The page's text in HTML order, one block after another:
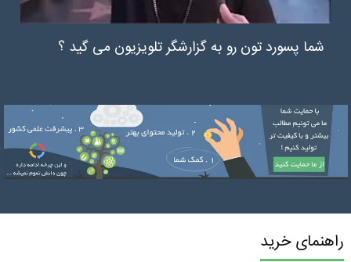
شما پسورد تون رو به گزارشگر تلویزیون می گید ؟
راهنمای خرید